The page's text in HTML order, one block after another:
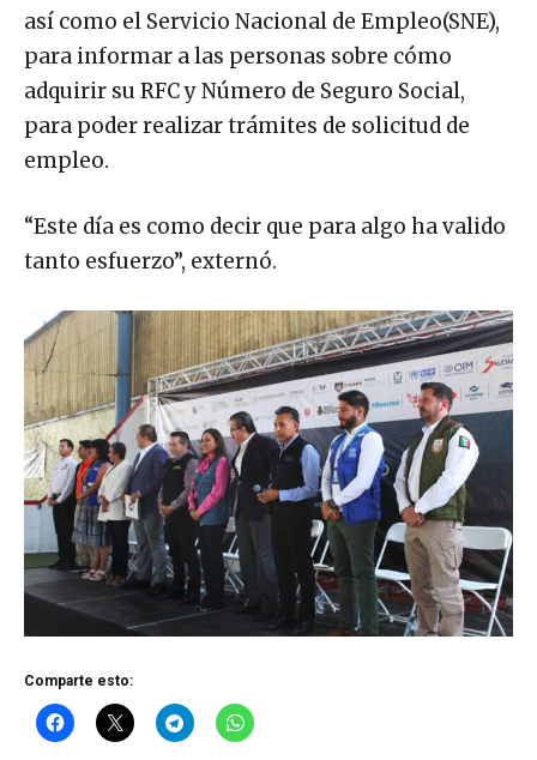
así como el Servicio Nacional de Empleo(SNE),
para informar a las personas sobre cómo
adquirir su RFC y Número de Seguro Social,
para poder realizar trámites de solicitud de
empleo.
“Este día es como decir que para algo ha valido
tanto esfuerzo”, externó.
Comparte esto: